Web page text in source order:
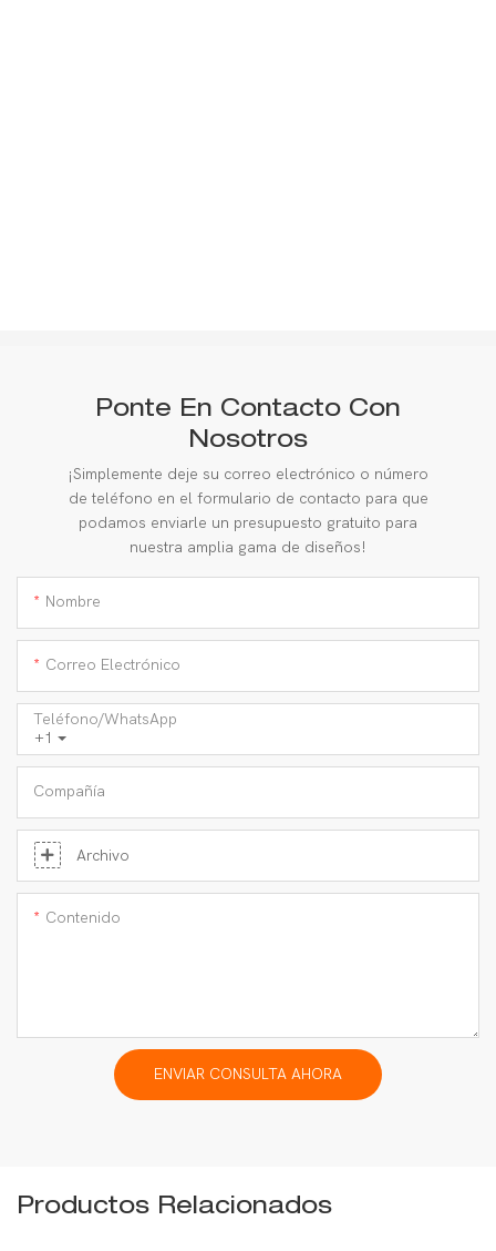
Ponte En Contacto Con
Nosotros
¡Simplemente deje su correo electrónico o número
de teléfono en el formulario de contacto para que
podamos enviarle un presupuesto gratuito para
nuestra amplia gama de diseños!
Nombre
Correo Electrónico
+1
Teléfono/WhatsApp
Compañía
Archivo
Contenido
ENVIAR CONSULTA AHORA
Productos Relacionados